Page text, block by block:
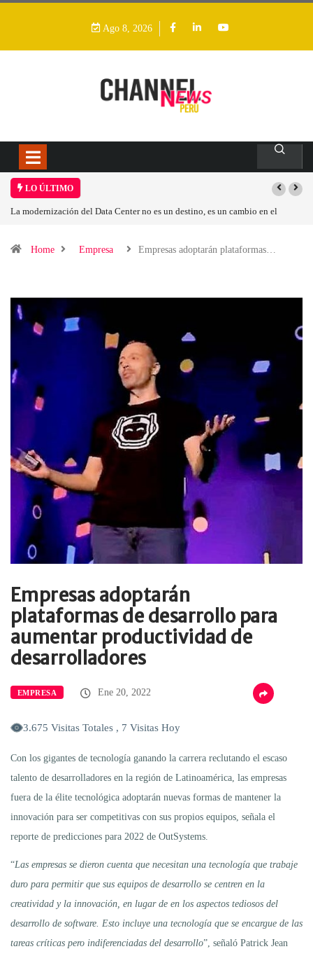
Ago 8, 2026
LO ÚLTIMO
cambio en el Los ingresos por semiconductores aumentarán más de un 94
Home Empresa Empresas adoptarán plataformas…
Empresas adoptarán
plataformas de desarrollo para
aumentar productividad de
desarrolladores
EMPRESA Ene 20, 2022
3.675 Visitas Totales , 7 Visitas Hoy
Con los gigantes de tecnología ganando la carrera reclutando el escaso
talento de desarrolladores en la región de Latinoamérica, las empresas
fuera de la élite tecnológica adoptarán nuevas formas de mantener la
innovación para ser competitivas con sus propios equipos, señala el
reporte de predicciones para 2022 de OutSystems.
“Las empresas se dieron cuenta que necesitan una tecnología que trabaje
duro para permitir que sus equipos de desarrollo se centren en la
creatividad y la innovación, en lugar de en los aspectos tediosos del
desarrollo de software. Esto incluye una tecnología que se encargue de las
tareas críticas pero indiferenciadas del desarrollo”, señaló Patrick Jean